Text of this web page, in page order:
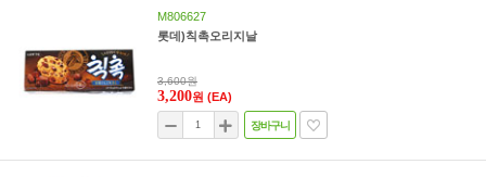
M806627
롯데)칙촉오리지날
3,600원
3,200원 (EA)
장바구니